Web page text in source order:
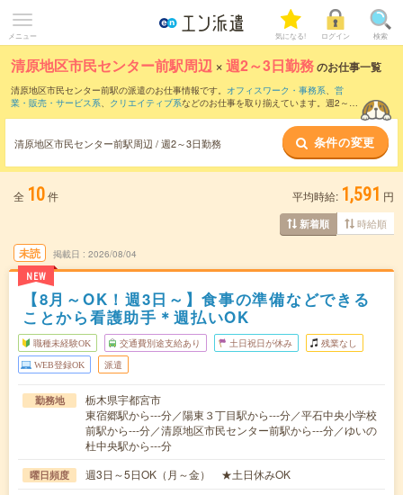
メニュー 気になる! ログイン 検索
清原地区市民センター前駅周辺 ×週2～3日勤務のお仕事一覧
清原地区市民センター前駅の派遣のお仕事情報です。 オフィスワーク・事務系、 営
業・販売・サービス系、 クリエイティブ系などのお仕事を取り揃えています。週2～3
清原地区市民センター前駅周辺 / 週2～3日勤務 条件の変更
全 10件 平均時給: 1,591 円
新着順 時給順
未読
NEW
掲載日 2026/08/04
【8月～OK！週3日～】食事の準備などできる
ことから看護助手＊週払いOK
職種未経験OK 交通費別途支給あり 土日祝日が休み 残業なし
WEB登録OK 派遣
勤務地
栃木県宇都宮市
東宿郷駅から---分／陽東３丁目駅から---分／平石中央小学校
前駅から---分／清原地区市民センター前駅から---分／ゆいの
杜中央駅から---分
曜日頻度 週3日～5日OK（月～金） ★土日休みOK